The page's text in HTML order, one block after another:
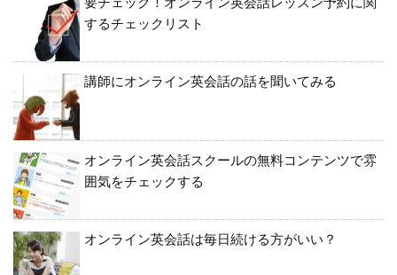
するチェックリスト
講師にオンライン英会話の話を聞いてみる
オンライン英会話スクールの無料コンテンツで雰
囲気をチェックする
オンライン英会話は毎日続ける方がいい？